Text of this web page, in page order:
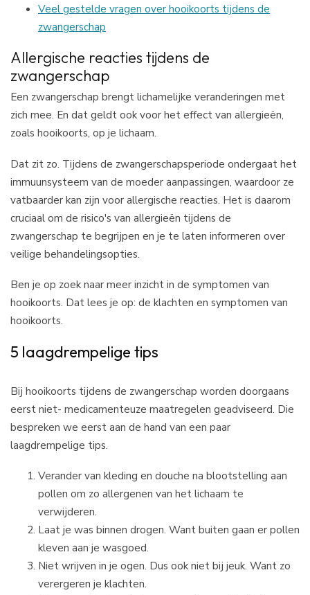
Veel gestelde vragen over hooikoorts tijdens de
zwangerschap
Allergische reacties tijdens de
zwangerschap
Een zwangerschap brengt lichamelijke veranderingen met
zich mee. En dat geldt ook voor het effect van allergieën,
zoals hooikoorts, op je lichaam.
Dat zit zo. Tijdens de zwangerschapsperiode ondergaat het
immuunsysteem van de moeder aanpassingen, waardoor ze
vatbaarder kan zijn voor allergische reacties. Het is daarom
cruciaal om de risico's van allergieën tijdens de
zwangerschap te begrijpen en je te laten informeren over
veilige behandelingsopties.
Ben je op zoek naar meer inzicht in de symptomen van
hooikoorts. Dat lees je op: de klachten en symptomen van
hooikoorts.
5 laagdrempelige tips
Bij hooikoorts tijdens de zwangerschap worden doorgaans
eerst niet- medicamenteuze maatregelen geadviseerd. Die
bespreken we eerst aan de hand van een paar
laagdrempelige tips.
Verander van kleding en douche na blootstelling aan
pollen om zo allergenen van het lichaam te
verwijderen.
Laat je was binnen drogen. Want buiten gaan er pollen
kleven aan je wasgoed.
Niet wrijven in je ogen. Dus ook niet bij jeuk. Want zo
verergeren je klachten.